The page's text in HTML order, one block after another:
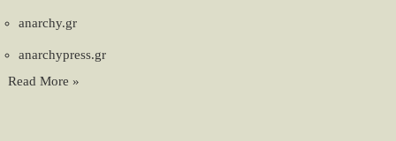
anarchy.gr
anarchypress.gr
Read More »